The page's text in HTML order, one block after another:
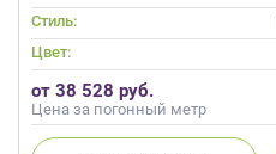
Стиль:
Цвет:
от 38 528 руб.
Цена за погонный метр